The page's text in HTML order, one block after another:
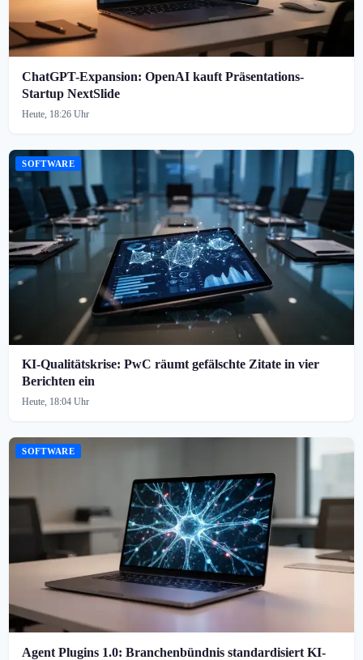
ChatGPT-Expansion: OpenAI kauft Präsentations-
Startup NextSlide
Heute, 18:26 Uhr
SOFTWARE
KI-Qualitätskrise: PwC räumt gefälschte Zitate in vier
Berichten ein
Heute, 18:04 Uhr
SOFTWARE
Agent Plugins 1.0: Branchenbündnis standardisiert KI-